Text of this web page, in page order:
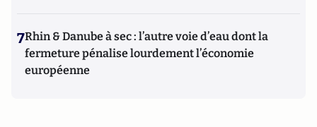
7Rhin & Danube à sec : l’autre voie d’eau dont la
fermeture pénalise lourdement l’économie
européenne